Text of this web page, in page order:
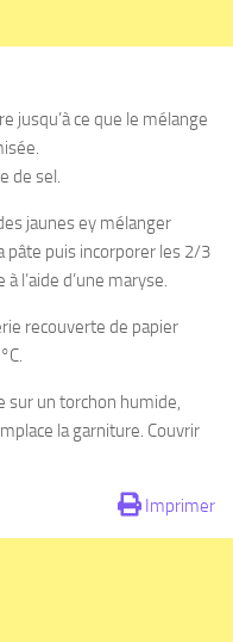
jusqu’à ce que le mélange
de sel.
jaunes ey mélanger
pâte puis incorporer les 2/3
l’aide d’une maryse.
recouverte de papier
sur un torchon humide,
la garniture. Couvrir
Imprimer